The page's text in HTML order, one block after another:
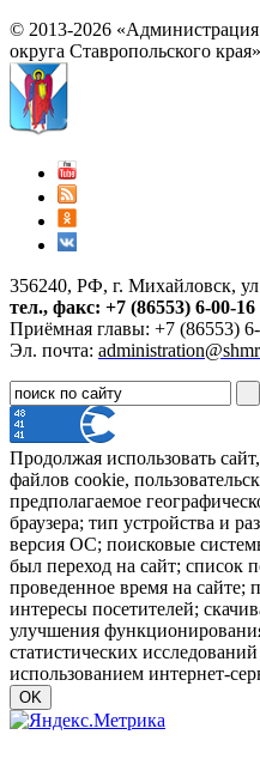
© 2013-2026
округа Ставропольского края»
356240, РФ, г. Михайловск,
тел., факс: +7 (86553) 6-00-16
Приёмная главы: +7 (86553)
Эл. почта:
Продолжая использовать
файлов cookie,
предполагаемое
браузера; тип устройства и
версия ОС; поисковые
был переход на сайт; список
проведенное время на сайте;
интересы посетителей;
улучшения
статистических
использованием интернет-
OK